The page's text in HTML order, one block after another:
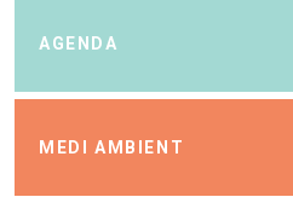
AGENDA
MEDI AMBIENT